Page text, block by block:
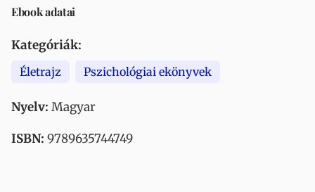
Ebook adatai
Kategóriák:
Életrajz Pszichológiai ekönyvek
Nyelv: Magyar
ISBN: 9789635744749